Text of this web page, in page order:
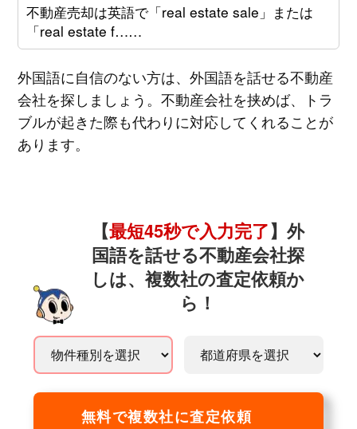
不動産売却は英語で「real estate sale」または
「real estate f……
外国語に自信のない方は、外国語を話せる不動産
会社を探しましょう。不動産会社を挟めば、トラ
ブルが起きた際も代わりに対応してくれることが
あります。
【最短45秒で入力完了】外
国語を話せる不動産会社探
しは、複数社の査定依頼か
ら！
無料で複数社に査定依頼